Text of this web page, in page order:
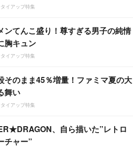
イアップ特集
ンてんこ盛り！尊すぎる男子の純情
胸キュン
イアップ特集
そのまま45％増量！ファミマ夏の大
舞い
イアップ特集
、自ら描いた”レトロ
チャー”